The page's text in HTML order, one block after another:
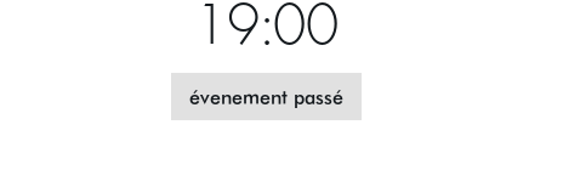
19:00
évenement passé